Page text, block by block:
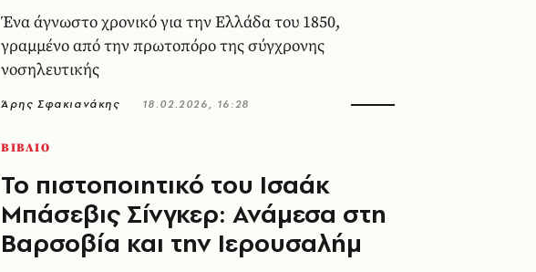
Ένα άγνωστο χρονικό για την Ελλάδα του 1850,
γραμμένο από την πρωτοπόρο της σύγχρονης
νοσηλευτικής
Άρης Σφακιανάκης 18.02.2026, 16:28
ΒΙΒΛΙΟ
Το πιστοποιητικό του Ισαάκ
Μπάσεβις Σίνγκερ: Ανάμεσα στη
Βαρσοβία και την Ιερουσαλήμ